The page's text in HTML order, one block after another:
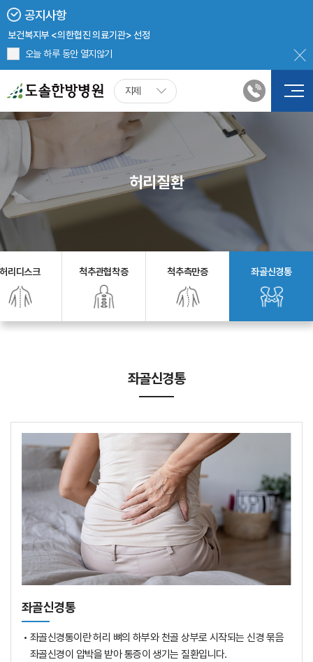
공지사항
지제도솔한방병원 8월 진료 안내
2024년 5월 20일부터 병원 진료 시, 신분증 확인 의무화
보건복지부 <의한협진 의료기관> 선정
지제도솔한방병원 첩약(한약) 처방 시, 건강보험 적용
오늘 하루 동안 열지않기
지제
허리질환
허리디스크 척추관협착증 척추측만증 좌골신경통
좌골신경통
좌골신경통
• 좌골신경통이란 허리 뼈의 하부와 천골 상부로 시작되는 신경 묶음
좌골신경이 압박을 받아 통증이 생기는 질환입니다.